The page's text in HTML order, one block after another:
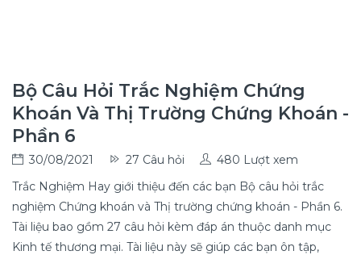
Bộ Câu Hỏi Trắc Nghiệm Chứng
Khoán Và Thị Trường Chứng Khoán -
Phần 6
30/08/2021 27 Câu hỏi
480 Lượt xem
Trắc Nghiệm Hay giới thiệu đến các bạn Bộ câu hỏi trắc
nghiệm Chứng khoán và Thị trường chứng khoán - Phần 6.
Tài liệu bao gồm 27 câu hỏi kèm đáp án thuộc danh mục
Kinh tế thương mại. Tài liệu này sẽ giúp các bạn ôn tập,